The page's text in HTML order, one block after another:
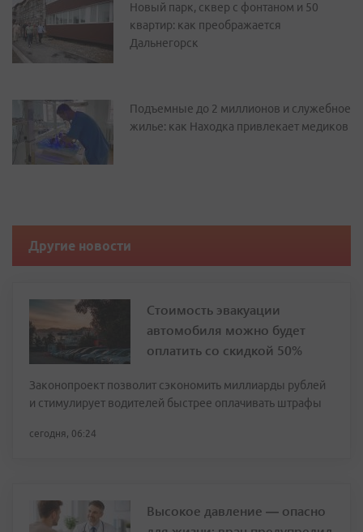
Новый парк, сквер с фонтаном и 50
квартир: как преображается
Дальнегорск
Подъемные до 2 миллионов и служебное
жилье: как Находка привлекает медиков
Другие новости
Стоимость эвакуации
автомобиля можно будет
оплатить со скидкой 50%
Законопроект позволит сэкономить миллиарды рублей
и стимулирует водителей быстрее оплачивать штрафы
сегодня, 06:24
Высокое давление — опасно